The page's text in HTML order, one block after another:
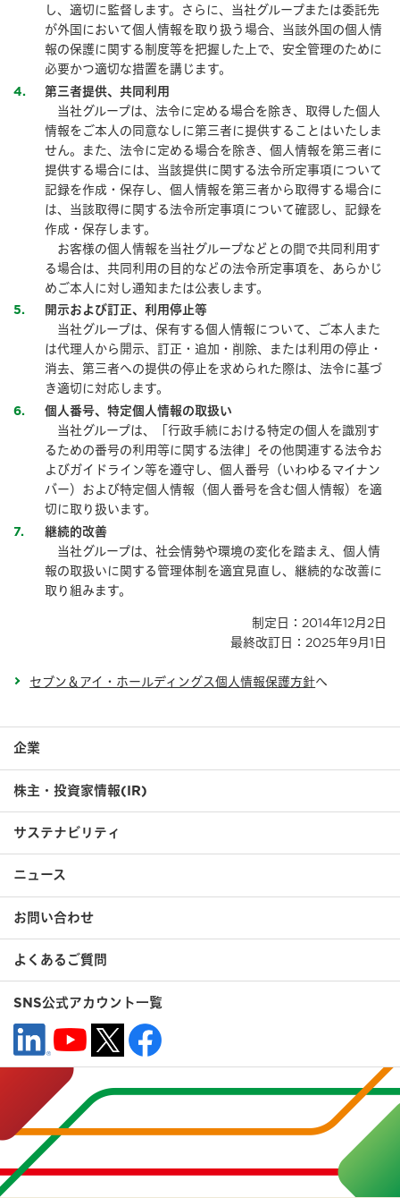
し、適切に監督します。さらに、当社グループまたは委託先
が外国において個人情報を取り扱う場合、当該外国の個人情
報の保護に関する制度等を把握した上で、安全管理のために
必要かつ適切な措置を講じます。
4 第三者提供、共同利用
当社グループは、法令に定める場合を除き、取得した個人
情報をご本人の同意なしに第三者に提供することはいたしま
せん。また、法令に定める場合を除き、個人情報を第三者に
提供する場合には、当該提供に関する法令所定事項について
記録を作成・保存し、個人情報を第三者から取得する場合に
は、当該取得に関する法令所定事項について確認し、記録を
作成・保存します。
お客様の個人情報を当社グループなどとの間で共同利用す
る場合は、共同利用の目的などの法令所定事項を、あらかじ
めご本人に対し通知または公表します。
5 開示および訂正、利用停止等
当社グループは、保有する個人情報について、ご本人また
は代理人から開示、訂正・追加・削除、または利用の停止・
消去、第三者への提供の停止を求められた際は、法令に基づ
き適切に対応します。
6 個人番号、特定個人情報の取扱い
当社グループは、「行政手続における特定の個人を識別す
るための番号の利用等に関する法律」その他関連する法令お
よびガイドライン等を遵守し、個人番号（いわゆるマイナン
バー）および特定個人情報（個人番号を含む個人情報）を適
切に取り扱います。
7 継続的改善
当社グループは、社会情勢や環境の変化を踏まえ、個人情
報の取扱いに関する管理体制を適宜見直し、継続的な改善に
取り組みます。
制定日：2014年12月2日
最終改訂日：2025年9月1日
セブン＆アイ・ホールディングス個人情報保護方針へ
企業
株主・投資家情報(IR)
サステナビリティ
ニュース
お問い合わせ
よくあるご質問
SNS公式アカウント一覧